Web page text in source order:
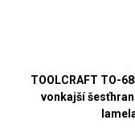
TOOLCRAFT TO-
vonkajší